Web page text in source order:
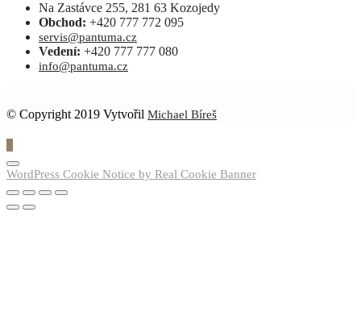
Na Zastávce 255, 281 63 Kozojedy
Obchod: +420 777 772 095
servis@pantuma.cz
Vedení: +420 777 777 080
info@pantuma.cz
© Copyright 2019 Vytvořil Michael Bíreš
WordPress Cookie Notice by Real Cookie Banner